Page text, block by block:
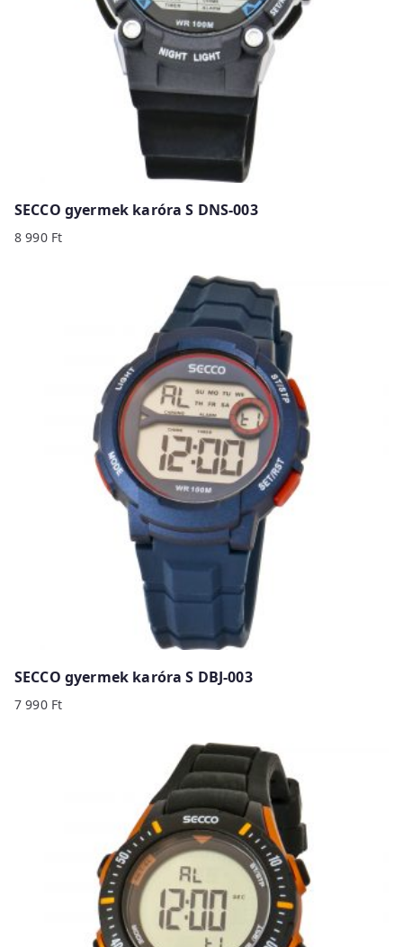
SECCO gyermek karóra S DNS-003
8 990 Ft
SECCO gyermek karóra S DBJ-003
7 990 Ft